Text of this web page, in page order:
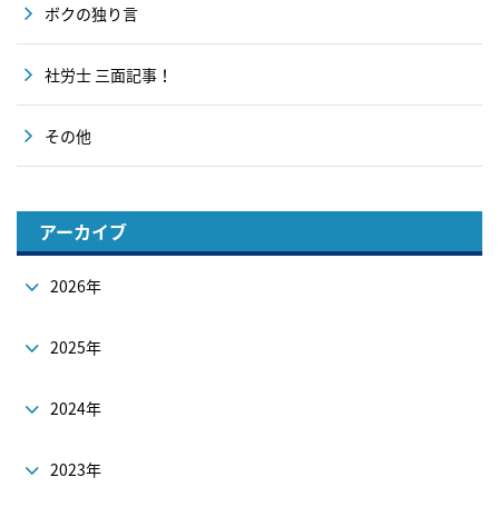
ボクの独り言
社労士 三面記事！
その他
アーカイブ
2026年
2025年
2024年
2023年